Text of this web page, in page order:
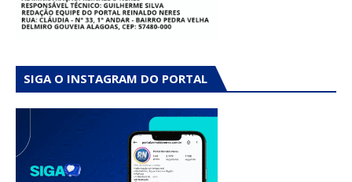
SIGA O INSTAGRAM DO PORTAL